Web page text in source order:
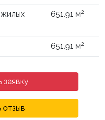
651.91 м2
651.91 м2
заявку
отзыв